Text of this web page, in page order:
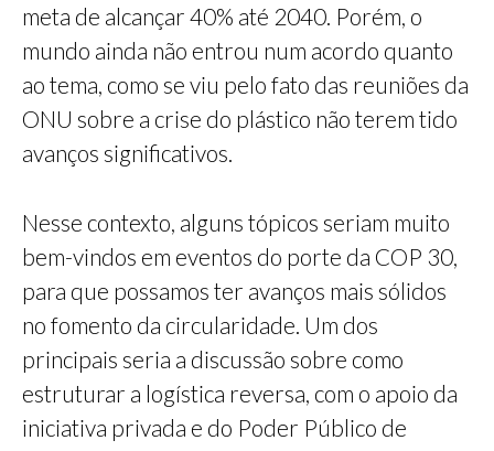
meta de alcançar 40% até 2040. Porém, o
mundo ainda não entrou num acordo quanto
ao tema, como se viu pelo fato das reuniões da
ONU sobre a crise do plástico não terem tido
avanços significativos.
Nesse contexto, alguns tópicos seriam muito
bem-vindos em eventos do porte da COP 30,
para que possamos ter avanços mais sólidos
no fomento da circularidade. Um dos
principais seria a discussão sobre como
estruturar a logística reversa, com o apoio da
iniciativa privada e do Poder Público de